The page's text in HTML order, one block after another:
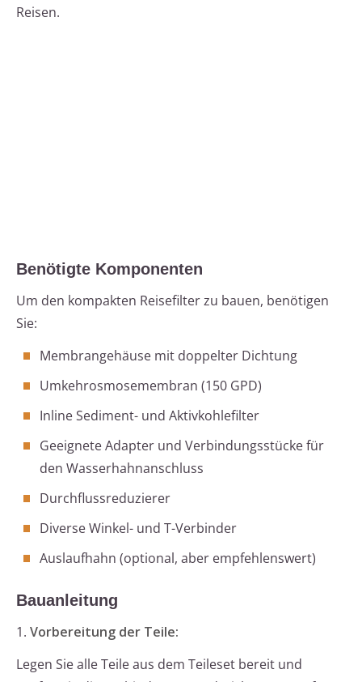
Reisen.
Benötigte Komponenten
Um den kompakten Reisefilter zu bauen, benötigen
Sie:
Membrangehäuse mit doppelter Dichtung
Umkehrosmosemembran (150 GPD)
Inline Sediment- und Aktivkohlefilter
Geeignete Adapter und Verbindungsstücke für
den Wasserhahnanschluss
Durchflussreduzierer
Diverse Winkel- und T-Verbinder
Auslaufhahn (optional, aber empfehlenswert)
Bauanleitung
1. Vorbereitung der Teile:
Legen Sie alle Teile aus dem Teileset bereit und